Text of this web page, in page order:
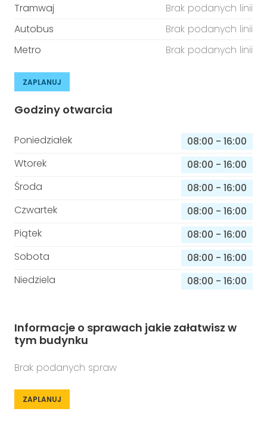
Tramwaj
Brak podanych linii
Autobus
Brak podanych linii
Metro
Brak podanych linii
ZAPLANUJ
Godziny otwarcia
Poniedziałek 08:00 - 16:00
Wtorek
08:00 - 16:00
Środa
08:00 - 16:00
Czwartek
08:00 - 16:00
Piątek
08:00 - 16:00
Sobota
08:00 - 16:00
Niedziela
08:00 - 16:00
Informacje o sprawach jakie załatwisz w
tym budynku
Brak podanych spraw
ZAPLANUJ